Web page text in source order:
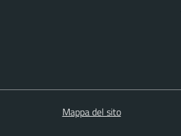
Mappa del sito